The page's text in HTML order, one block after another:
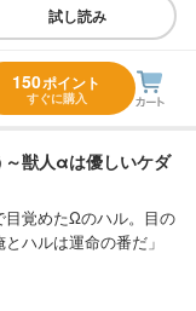
試し読み
150ポイント
すぐに購入
獣人αは優しいケダ
目覚めたΩのハル。目の
ハルは運命の番だ」